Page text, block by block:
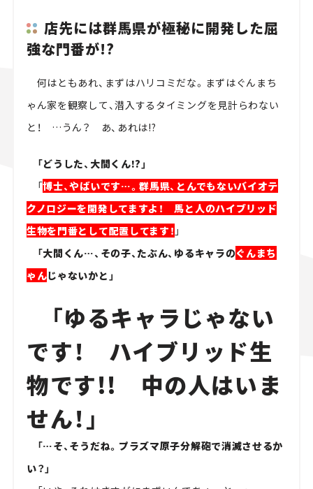
店先には群馬県が極秘に開発した屈
強な門番が!?
何はともあれ、まずはハリコミだな。まずはぐんまち
ゃん家を観察して、潜入するタイミングを見計らわない
と！ …うん？ あ、あれは!?
「どうした、大間くん!?」
「博士、やばいです…。群馬県、とんでもないバイオテ
クノロジーを開発してますよ！ 馬と人のハイブリッド
生物を門番として配置してます！ 」
「大間くん…、その子、たぶん、ゆるキャラのぐんまち
ゃんじゃないかと」
「ゆるキャラじゃない
です！ ハイブリッド生
物です!! 中の人はいま
せん！」
「…そ、そうだね。プラズマ原子分解砲で消滅させるか
い？」